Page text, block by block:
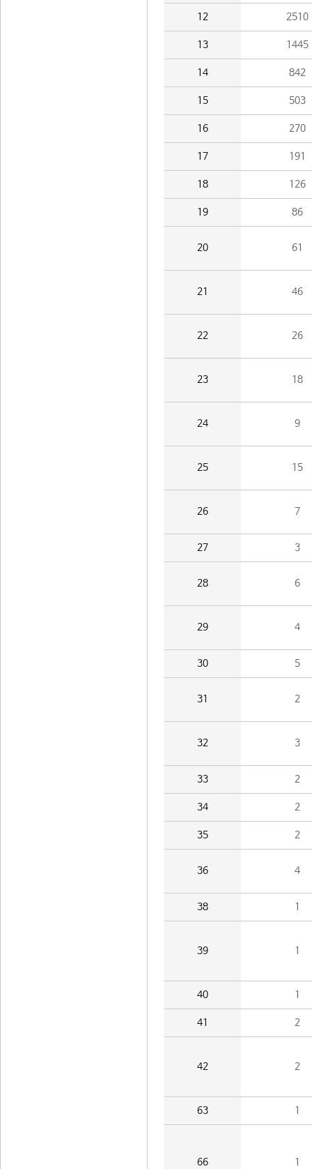
12 2510
13 1445
14 842
15 503
16 270
17 191
18 126
19 86
20 61
21 46
22 26
23 18
24 9
25 15
26 7
27 3
28 6
29 4
30 5
31 2
32 3
33 2
34 2
35 2
36 4
38 1
39 1
40 1
41 2
42 2
63 1
66 1